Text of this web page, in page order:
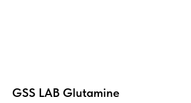
GSS LAB Glutamine